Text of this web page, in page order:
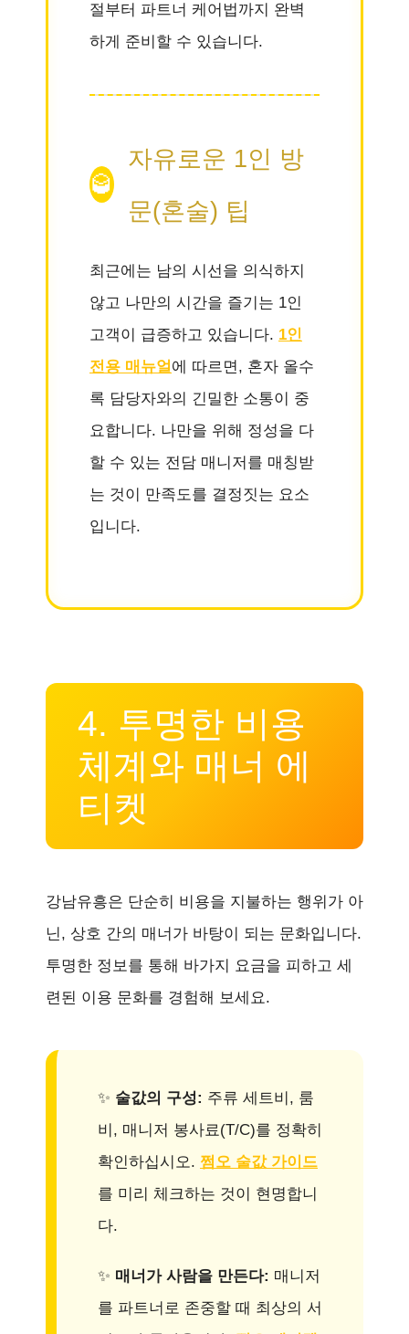
절부터 파트너 케어법까지 완벽
하게 준비할 수 있습니다.
🥃
자유로운 1인 방
문(혼술) 팁
최근에는 남의 시선을 의식하지
않고 나만의 시간을 즐기는 1인
고객이 급증하고 있습니다. 1인
전용 매뉴얼에 따르면, 혼자 올수
록 담당자와의 긴밀한 소통이 중
요합니다. 나만을 위해 정성을 다
할 수 있는 전담 매니저를 매칭받
는 것이 만족도를 결정짓는 요소
입니다.
4. 투명한 비용
체계와 매너 에
티켓
강남유흥은 단순히 비용을 지불하는 행위가 아
닌, 상호 간의 매너가 바탕이 되는 문화입니다.
투명한 정보를 통해 바가지 요금을 피하고 세
련된 이용 문화를 경험해 보세요.
✨ 술값의 구성: 주류 세트비, 룸
비, 매니저 봉사료(T/C)를 정확히
확인하십시오. 쩜오 술값 가이드
를 미리 체크하는 것이 현명합니
다.
✨ 매너가 사람을 만든다: 매니저
를 파트너로 존중할 때 최상의 서